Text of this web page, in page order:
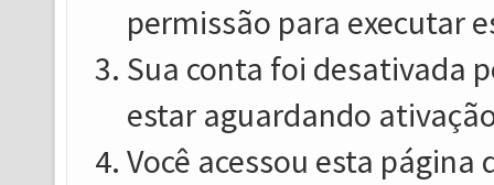
permissão para executar
Sua conta foi desativada
estar aguardando
Você acessou esta